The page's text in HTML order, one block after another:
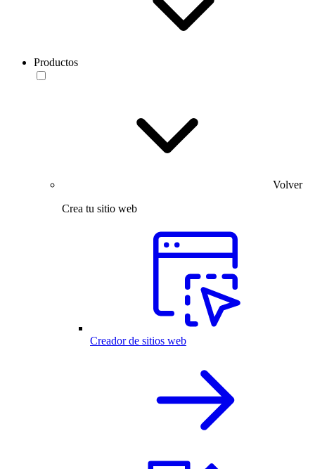
Productos
Volver
Crea tu sitio web
Creador de sitios web